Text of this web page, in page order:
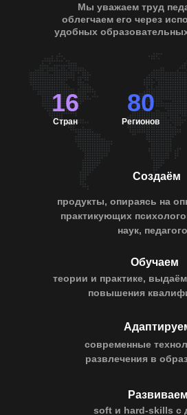
Создаём
16 80
Стран Регионов
Мы уважаем труд
облегчаем его через
удобных
продукты, опираясь на
практикующих
наук,
современные
развлечения в
Развиваем
soft и hard-skills с
Обучаем
теории и практике,
повышения